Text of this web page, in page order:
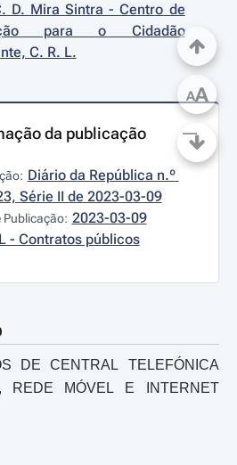
D. Mira Sintra - Centro de
para o Cidadão
C. R. L.
da publicação
Diário da República n.º
Série II de 2023-03-09
Publicação: 2023-03-09
L - Contratos públicos
DE CENTRAL TELEFÓNICA
REDE MÓVEL E INTERNET
AA